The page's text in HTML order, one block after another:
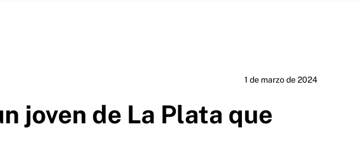
1 de marzo de 2024
joven de La Plata que